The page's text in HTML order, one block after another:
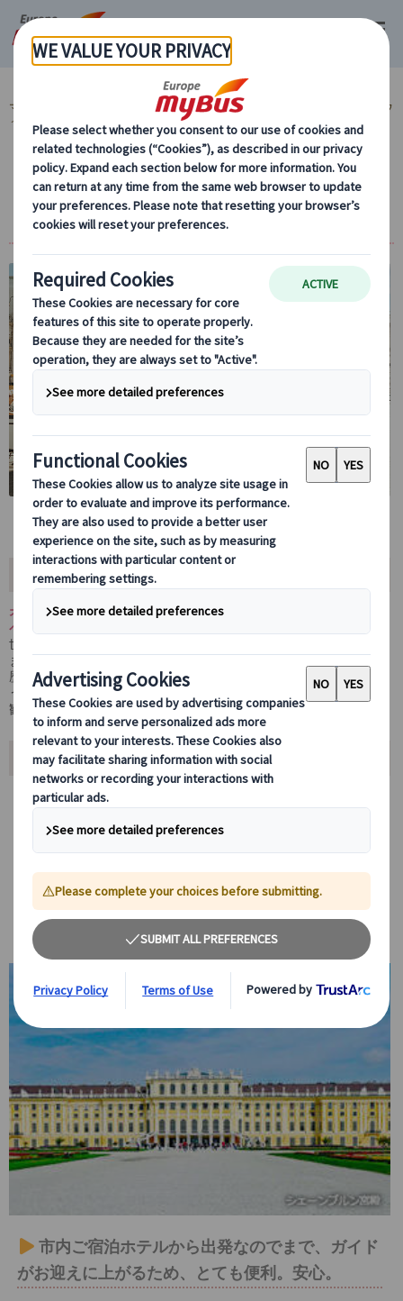
マイバス・ヨーロッパ オーストリア (18) ウィーン (9)
ウ
ィーン市内観光 (6)
【プライベート】ウィーン散策専用日本語ガ
イド午前/午後
ツアー内容
オーストリア国家公認ガイドが、ウィーンの芸術や歴史をお客様の
ペースでご案内。
世界遺産に登録されているウィーン旧市街を、ガイドと共に散策し
ます。
歴史があり、豪華な建物の並ぶ市内。個人では見落としてしまいそ
うなスポットも、ガイドと散策で充実の観光です。
観光箇所はお客様のご希望でお選びいただけます。
ツアーポイント
日本語公認ガイドが分かりやすくご案内しま
す。
認ガイドが、丁寧にご説明します。お客様の疑問にもお答えしますの
で、どうぞお気軽にお尋ねください。
市内ご宿泊ホテルから出発なのでまで、ガイド
がお迎えに上がるため、とても便利。安心。